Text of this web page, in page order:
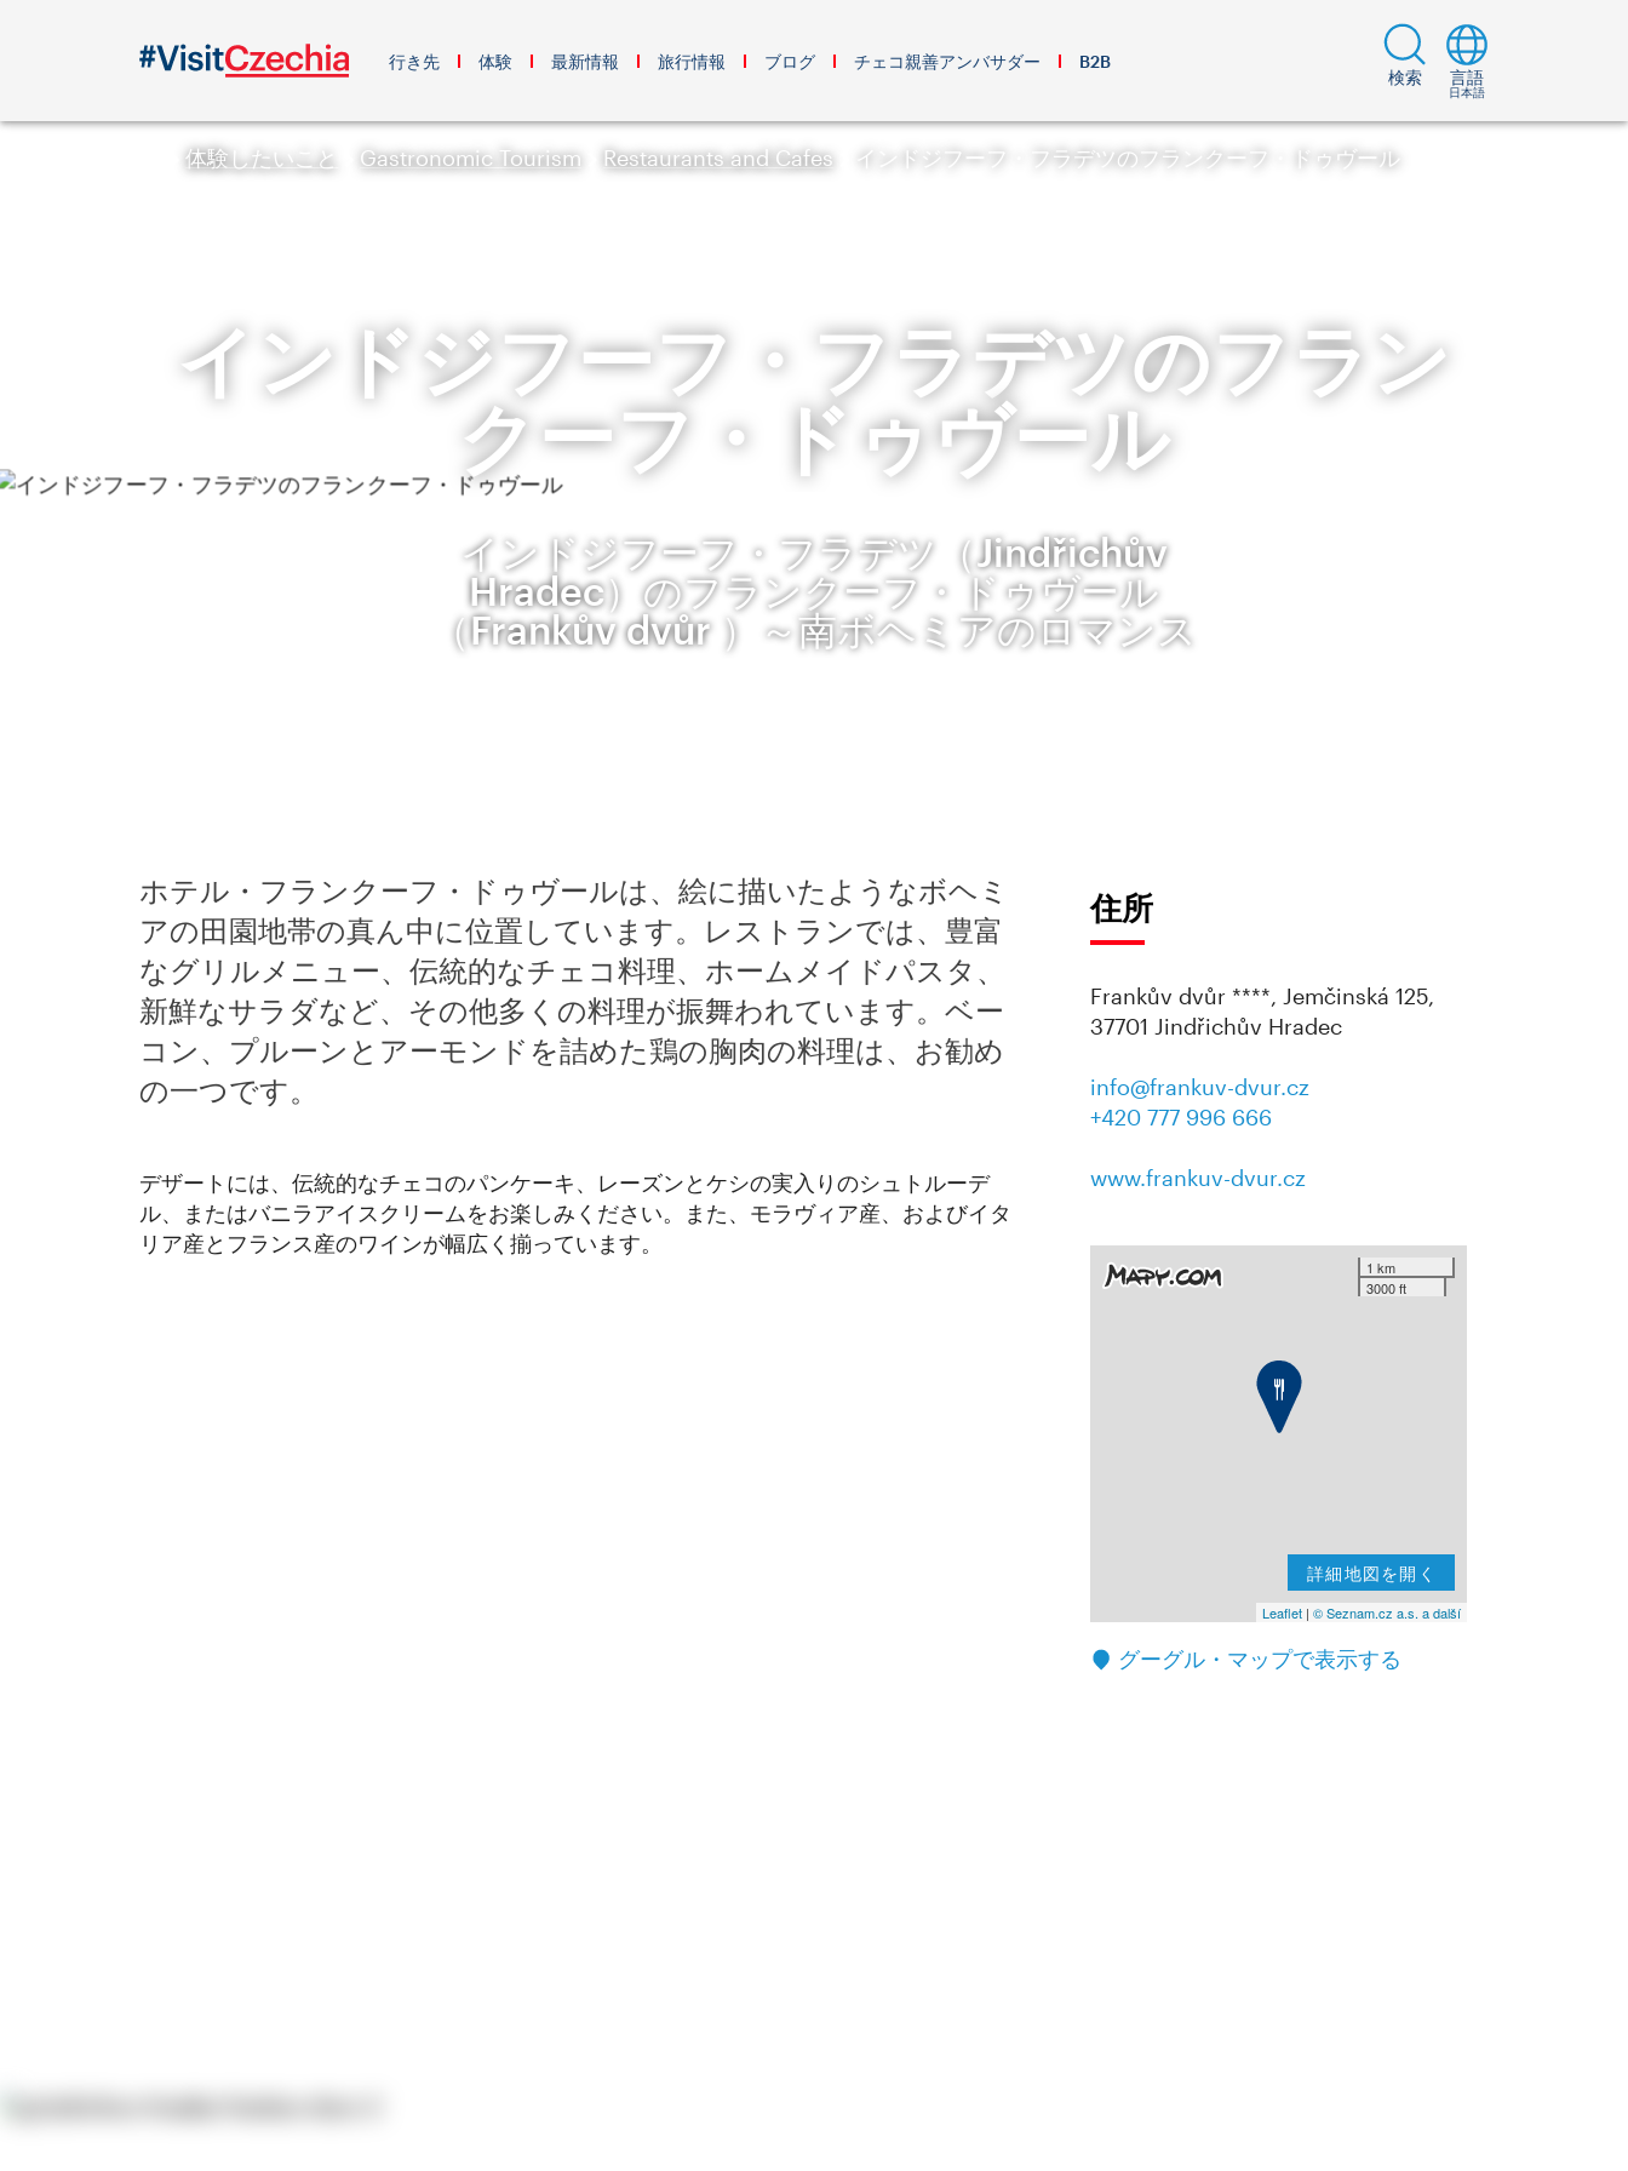
行き先 体験 最新情報 旅行情報 ブログ チェコ親善アンバサダー B2B
検索 言語
日本語
体験したいこと Gastronomic Tourism Restaurants and Cafes インドジフーフ・フラデツのフランクーフ・ドゥヴール
インドジフーフ・フラデツのフラン
クーフ・ドゥヴール
インドジフーフ・フラデツ（Jindřichův
Hradec）のフランクーフ・ドゥヴール
（Frankův dvůr ）～南ボヘミアのロマンス
ホテル・フランクーフ・ドゥヴールは、絵に描いたようなボヘミ
アの田園地帯の真ん中に位置しています。レストランでは、豊富
なグリルメニュー、伝統的なチェコ料理、ホームメイドパスタ、
新鮮なサラダなど、その他多くの料理が振舞われています。ベー
コン、プルーンとアーモンドを詰めた鶏の胸肉の料理は、お勧め
の一つです。
デザートには、伝統的なチェコのパンケーキ、レーズンとケシの実入りのシュトルーデ
ル、またはバニラアイスクリームをお楽しみください。また、モラヴィア産、およびイタ
リア産とフランス産のワインが幅広く揃っています。
住所
Frankův dvůr ****, Jemčinská 125,
37701 Jindřichův Hradec
info@frankuv-dvur.cz
+420 777 996 666
www.frankuv-dvur.cz
1 km
3000 ft
詳細地図を開く
Leaflet| © Seznam.cz a.s. a další
グーグル・マップで表示する